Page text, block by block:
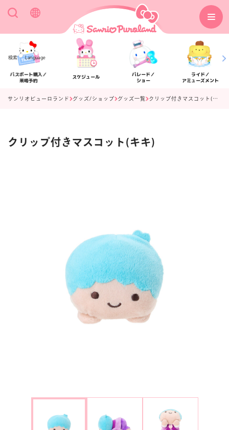
検索 Language
パスポート購入／
来場予約
スケジュール
パレード／
ショー
ライド／
アミューズメント
アクセス フロアマップ
ニュース
イベント
サンリオピューロランド グッズ/ショップ グッズ一覧 クリップ付きマスコット(キキ)
クリップ付きマスコット(キキ)